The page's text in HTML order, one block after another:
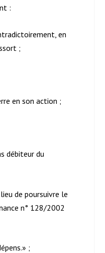
:
en
;
en son action ;
débiteur du
de poursuivre le
n° 128/2002
;